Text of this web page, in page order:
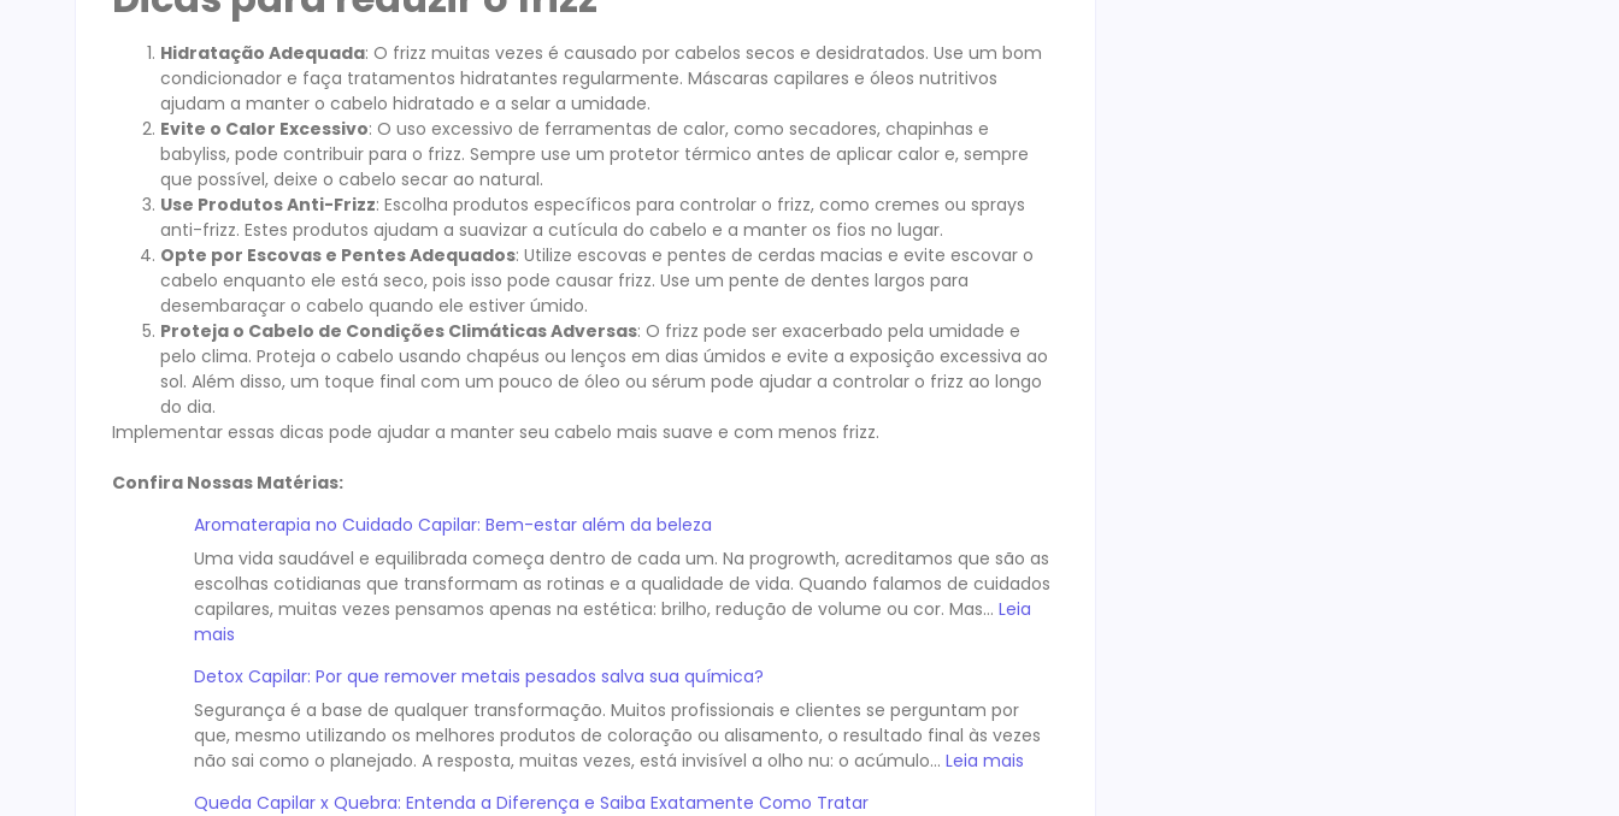
Hidratação Adequada: O frizz muitas vezes é causado por cabelos secos e desidratados. Use um bom
condicionador e faça tratamentos hidratantes regularmente. Máscaras capilares e óleos nutritivos
ajudam a manter o cabelo hidratado e a selar a umidade.
Evite o Calor Excessivo: O uso excessivo de ferramentas de calor, como secadores, chapinhas e
babyliss, pode contribuir para o frizz. Sempre use um protetor térmico antes de aplicar calor e, sempre
que possível, deixe o cabelo secar ao natural.
Use Produtos Anti-Frizz: Escolha produtos específicos para controlar o frizz, como cremes ou sprays
anti-frizz. Estes produtos ajudam a suavizar a cutícula do cabelo e a manter os fios no lugar.
Opte por Escovas e Pentes Adequados: Utilize escovas e pentes de cerdas macias e evite escovar o
cabelo enquanto ele está seco, pois isso pode causar frizz. Use um pente de dentes largos para
desembaraçar o cabelo quando ele estiver úmido.
Proteja o Cabelo de Condições Climáticas Adversas: O frizz pode ser exacerbado pela umidade e
pelo clima. Proteja o cabelo usando chapéus ou lenços em dias úmidos e evite a exposição excessiva ao
sol. Além disso, um toque final com um pouco de óleo ou sérum pode ajudar a controlar o frizz ao longo
do dia.
Implementar essas dicas pode ajudar a manter seu cabelo mais suave e com menos frizz.
Confira Nossas Matérias:
Aromaterapia no Cuidado Capilar: Bem-estar além da beleza
Uma vida saudável e equilibrada começa dentro de cada um. Na progrowth, acreditamos que são as
escolhas cotidianas que transformam as rotinas e a qualidade de vida. Quando falamos de cuidados
capilares, muitas vezes pensamos apenas na estética: brilho, redução de volume ou cor. Mas… Leia
mais
Detox Capilar: Por que remover metais pesados salva sua química?
Segurança é a base de qualquer transformação. Muitos profissionais e clientes se perguntam por
que, mesmo utilizando os melhores produtos de coloração ou alisamento, o resultado final às vezes
não sai como o planejado. A resposta, muitas vezes, está invisível a olho nu: o acúmulo… Leia mais
Queda Capilar x Quebra: Entenda a Diferença e Saiba Exatamente Como Tratar